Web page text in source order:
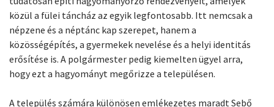
közül a fülei táncház az egyik legfontosabb. Itt nemcsak a
népzene és a néptánc kap szerepet, hanem a
közösségépítés, a gyermekek nevelése és a helyi identitás
erősítése is. A polgármester pedig kiemelten ügyel arra,
hogy ezt a hagyományt megőrizze a településen.
A település számára különösen emlékezetes maradt Sebő